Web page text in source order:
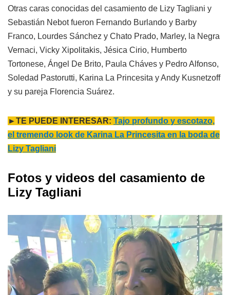
Otras caras conocidas del casamiento de Lizy Tagliani y
Sebastián Nebot fueron Fernando Burlando y Barby
Franco, Lourdes Sánchez y Chato Prado, Marley, la Negra
Vernaci, Vicky Xipolitakis, Jésica Cirio, Humberto
Tortonese, Ángel De Brito, Paula Cháves y Pedro Alfonso,
Soledad Pastorutti, Karina La Princesita y Andy Kusnetzoff
y su pareja Florencia Suárez.
►TE PUEDE INTERESAR: Tajo profundo y escotazo,
el tremendo look de Karina La Princesita en la boda de
Lizy Tagliani
Fotos y videos del casamiento de
Lizy Tagliani